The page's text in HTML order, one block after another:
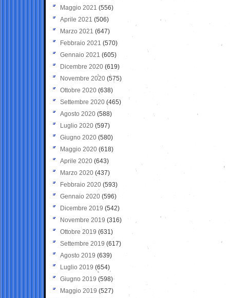
Maggio 2021 (556)
Aprile 2021 (506)
Marzo 2021 (647)
Febbraio 2021 (570)
Gennaio 2021 (605)
Dicembre 2020 (619)
Novembre 2020 (575)
Ottobre 2020 (638)
Settembre 2020(465)
Agosto 2020 (588)
Luglio 2020 (597)
Giugno 2020 (580)
Maggio 2020 (618)
Aprile 2020 (643)
Marzo 2020 (437)
Febbraio 2020 (593)
Gennaio 2020 (596)
Dicembre 2019 (542)
Novembre 2019 (316)
Ottobre 2019 (631)
Settembre 2019 (617)
Agosto 2019 (639)
Luglio 2019 (654)
Giugno 2019 (598)
Maggio 2019 (527)